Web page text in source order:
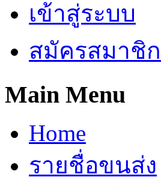
เข้าสู่ระบบ
สมัครสมาชิก
Main Menu
Home
รายชื่อขนส่ง